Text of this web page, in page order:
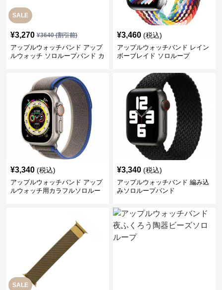
SALE
¥3,270 ¥3640(割引前)
アップルウォッチバンド アップ
ルウォッチ ソロループバンド カ
¥3,460 (税込)
アップルウォッチバンド レイン
ボーブレイド ソロループ
¥3,340 (税込)
アップルウォッチバンド アップ
ルウォッチ用カラフルソロルー
¥3,340 (税込)
アップルウォッチバンド 編み込
みソロループバンド
SALE